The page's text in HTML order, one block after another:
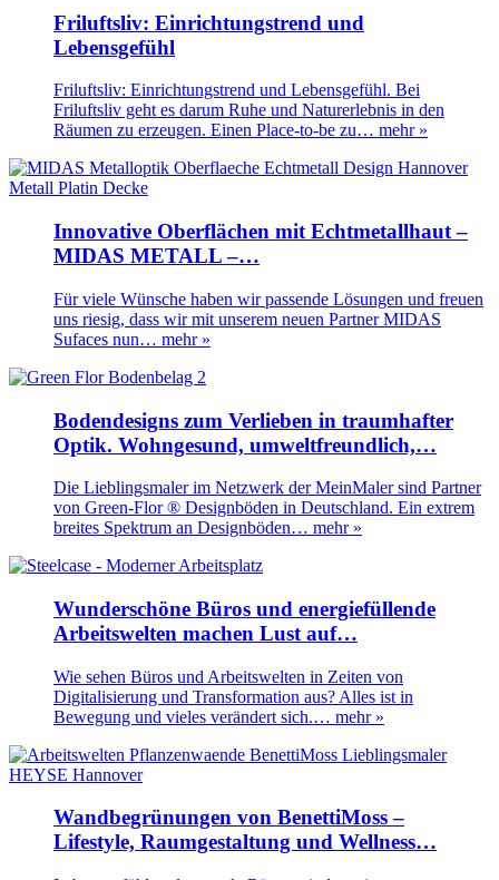
Friluftsliv: Einrichtungstrend und
Lebensgefühl
Friluftsliv: Einrichtungstrend und Lebensgefühl. Bei
Friluftsliv geht es darum Ruhe und Naturerlebnis in den
Räumen zu erzeugen. Einen Place-to-be zu… mehr »
Innovative Oberflächen mit Echtmetallhaut –
MIDAS METALL –…
Für viele Wünsche haben wir passende Lösungen und freuen
uns riesig, dass wir mit unserem neuen Partner MIDAS
Sufaces nun… mehr »
Bodendesigns zum Verlieben in traumhafter
Optik. Wohngesund, umweltfreundlich,…
Die Lieblingsmaler im Netzwerk der MeinMaler sind Partner
von Green-Flor ® Designböden in Deutschland. Ein extrem
breites Spektrum an Designböden… mehr »
Wunderschöne Büros und energiefüllende
Arbeitswelten machen Lust auf…
Wie sehen Büros und Arbeitswelten in Zeiten von
Digitalisierung und Transformation aus? Alles ist in
Bewegung und vieles verändert sich.… mehr »
Wandbegrünungen von BenettiMoss –
Lifestyle, Raumgestaltung und Wellness…